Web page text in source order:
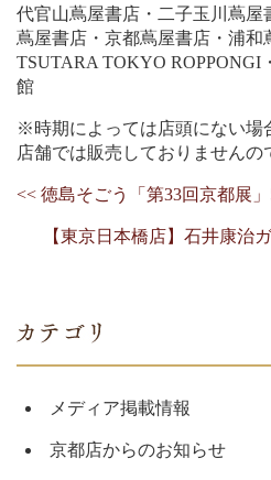
メディア掲載情報
京都店からのお知らせ
代官山蔦屋書店・二子玉川蔦屋
蔦屋書店・京都蔦屋書店・浦和
TSUTARA TOKYO ROPPONGI
館
※時期によっては店頭にない場
店舗では販売しておりませんの
<< 徳島そごう「第33回京都展」
【東京日本橋店】石井康治